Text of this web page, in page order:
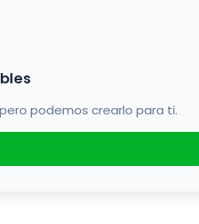
podemos crearlo para ti.